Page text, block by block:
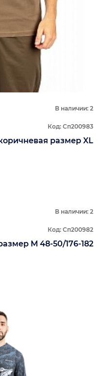
В наличии: 2
Код: Сп200983
размер XL
В наличии: 2
Код: Сп200982
M 48-50/176-182